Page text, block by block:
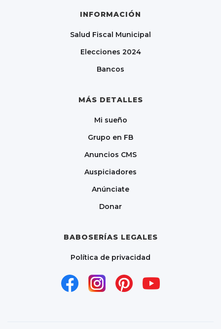
INFORMACIÓN
Salud Fiscal Municipal
Elecciones 2024
Bancos
MÁS DETALLES
Mi sueño
Grupo en FB
Anuncios CMS
Auspiciadores
Anúnciate
Donar
BABOSERÍAS LEGALES
Política de privacidad